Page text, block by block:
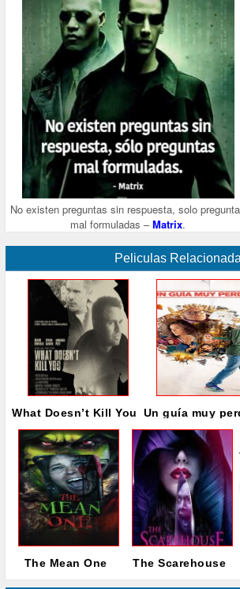
No existen preguntas sin respuesta, solo
mal formuladas –Matrix.
Peliculas
What Doesn’t Kill You Un guía muy
The Mean One The Scarehouse